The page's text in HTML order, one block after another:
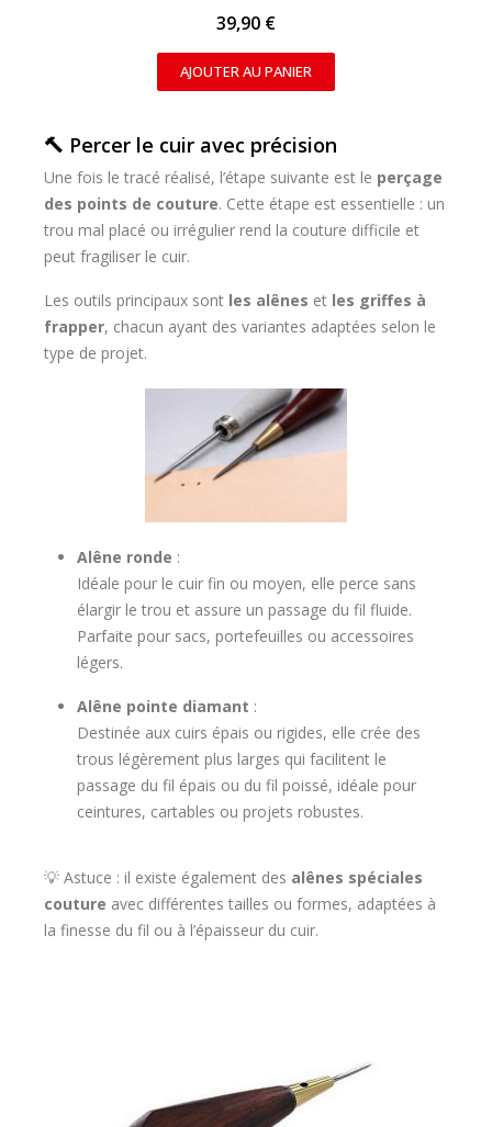
39,90 €
AJOUTER AU PANIER
🔨 Percer le cuir avec précision
Une fois le tracé réalisé, l’étape suivante est le perçage
des points de couture. Cette étape est essentielle : un
trou mal placé ou irrégulier rend la couture difficile et
peut fragiliser le cuir.
Les outils principaux sont les alênes et les griffes à
frapper, chacun ayant des variantes adaptées selon le
type de projet.
Alêne ronde :
Idéale pour le cuir fin ou moyen, elle perce sans
élargir le trou et assure un passage du fil fluide.
Parfaite pour sacs, portefeuilles ou accessoires
légers.
Alêne pointe diamant :
Destinée aux cuirs épais ou rigides, elle crée des
trous légèrement plus larges qui facilitent le
passage du fil épais ou du fil poissé, idéale pour
ceintures, cartables ou projets robustes.
💡 Astuce : il existe également des alênes spéciales
couture avec différentes tailles ou formes, adaptées à
la finesse du fil ou à l’épaisseur du cuir.